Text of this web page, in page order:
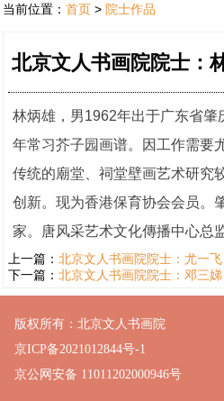
当前位置： 首页> 院士作品
北京文人书画院院士：
林炳雄，男1962年出于广东省
年常习芥子园画谱。因工作需要
传统的廟堂、祠堂壁画艺术研究
创新。现为香港保育协会会员。
家。唐风采艺术文化傳播中心总监
上一篇： 北京文人书画院院士：尤一飞
下一篇： 北京文人书画院院士：邓三娣
版权所有：北京文人书画院
京ICP备2021012844号-1
京公网安备 11011202000946号